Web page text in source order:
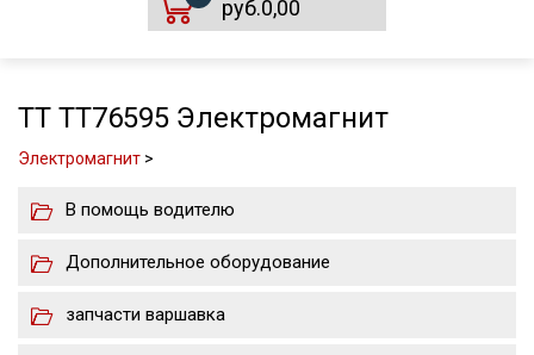
руб.0,00
TT TT76595 Электромагнит
Электромагнит >
В помощь водителю
Дополнительное оборудование
запчасти варшавка